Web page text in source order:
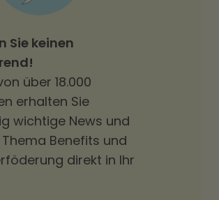
Sie keinen
über 18.000
erhalten Sie
wichtige News und
Benefits und
direkt in Ihr